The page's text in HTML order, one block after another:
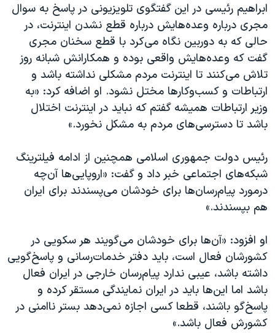
همایش محافظه‌کاران آمریکا «سی‌پک»
صفحه‌های ویژه
سفر پرزیدنت ترامپ به چین
ابراهیم رئیسی در این گفتگوی تلویزیونی در پاسخ به سوال
مجری درباره وعده‌هایش درباره قطع نشدن اینترنت، در
حالی که به دوربین نگاه می‌کرد با قطع سخنان مجری
گفت که وعده‌هایش واقعی بوده و همکارانش شبانه روز
تلاش می‌کنند تا اینترنت مردم مشکلی نداشته باشد و
ارتباطات و کسب‌و‌کارها مختل نشود. او اضافه کرد: «به
وزیر ارتباطات همیشه گفتم که نباید در اینترنت اختلال
باشد تا دسترسی‌های مردم به مشکل نخورد.»
رئیس دولت جمهوری اسلامی همچنین از ادامه فیلترینگ
شبکه‌های اجتماعی خبر داد و گفت: «اروپایی‌ها آن‌چه
درمورد پیام‌رسان‌ها برای خودشان می‌پسندند برای ایران
هم بپسندند.»
او افزود: «آن‌ها برای خودشان می‌گویند هر سکویی در
کشورشان فعال است، باید دفتر خدمات‌رسانی و پاسخ‌گویی
داشته باشد، عیبی ندارد پیام‌رسان خارجی در ایران فعال
باشد اما این‌ها باید در ایران نمایندگی مستقر کرده و
پاسخ‌گو باشند، قطعا کسی اجازه نمی‌دهد بستر ناامنی در
کشورش فعال باشد.»